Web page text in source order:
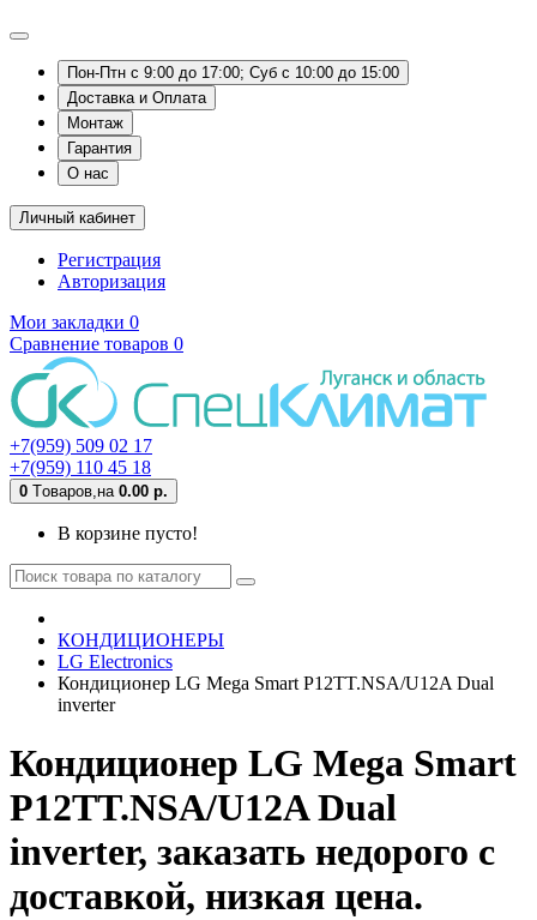
Пон-Птн с 9:00 до 17:00; Суб с 10:00 до 15:00
Доставка и Оплата
Монтаж
Гарантия
О нас
Личный кабинет
Регистрация
Авторизация
Мои закладки 0
Сравнение товаров 0
+7(959) 509 02 17
+7(959) 110 45 18
0 Tоваров,на 0.00 р.
В корзине пусто!
КОНДИЦИОНЕРЫ
LG Electronics
Кондиционер LG Mega Smart P12TT.NSA/U12A Dual
inverter
Кондиционер LG Mega Smart
P12TT.NSA/U12A Dual
inverter, заказать недорого с
доставкой, низкая цена.